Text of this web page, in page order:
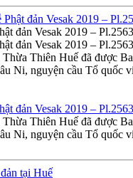
đản Vesak 2019 –
đản Vesak 2019 –
Thiên Huế đã được
Ni, nguyện cầu Tổ quốc
đản Vesak 2019 –
Thiên Huế đã được
Ni, nguyện cầu Tổ quốc